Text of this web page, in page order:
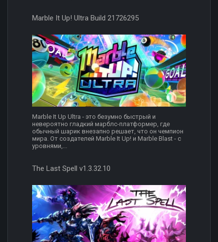
Marble It Up! Ultra Build 21726295
Marble It Up Ultra - это безумно быстрый и
невероятно гладкий марблс-платформер, где
обычный шарик внезапно решает, что он чемпион
мира. От создателей Marble It Up! и Marble Blast - с
уровнями,...
The Last Spell v1.3.32.10